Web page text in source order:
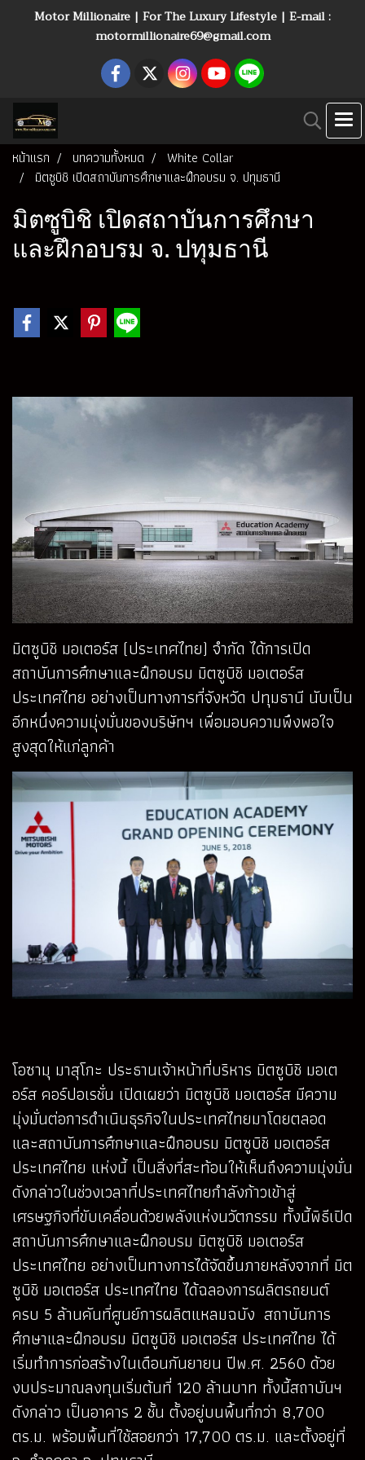
Motor Millionaire | For The Luxury Lifestyle | E-mail :
motormillionaire69@gmail.com
หน้าแรก บทความทั้งหมด
White Collar
มิตซูบิชิ เปิดสถาบันการศึกษาและฝึกอบรม จ. ปทุมธานี
มิตซูบิชิ เปิดสถาบันการศึกษา
และฝึกอบรม จ. ปทุมธานี
มิตซูบิชิ มอเตอร์ส (ประเทศไทย) จำกัด ได้การเปิด
สถาบันการศึกษาและฝึกอบรม มิตซูบิชิ มอเตอร์ส
ประเทศไทย อย่างเป็นทางการที่จังหวัด ปทุมธานี นับเป็น
อีกหนึ่งความมุ่งมั่นของบริษัทฯ เพื่อมอบความพึงพอใจ
สูงสุดให้แก่ลูกค้า
โอซามุ มาสุโกะ ประธานเจ้าหน้าที่บริหาร มิตซูบิชิ มอเต
อร์ส คอร์ปอเรชั่น เปิดเผยว่า มิตซูบิชิ มอเตอร์ส มีความ
มุ่งมั่นต่อการดำเนินธุรกิจในประเทศไทยมาโดยตลอด
และสถาบันการศึกษาและฝึกอบรม มิตซูบิชิ มอเตอร์ส
ประเทศไทย แห่งนี้ เป็นสิ่งที่สะท้อนให้เห็นถึงความมุ่งมั่น
ดังกล่าวในช่วงเวลาที่ประเทศไทยกำลังก้าวเข้าสู่
เศรษฐกิจที่ขับเคลื่อนด้วยพลังแห่งนวัตกรรม ทั้งนี้พิธีเปิด
สถาบันการศึกษาและฝึกอบรม มิตซูบิชิ มอเตอร์ส
ประเทศไทย อย่างเป็นทางการได้จัดขึ้นภายหลังจากที่ มิต
ซูบิชิ มอเตอร์ส ประเทศไทย ได้ฉลองการผลิตรถยนต์
ครบ 5 ล้านคันที่ศูนย์การผลิตแหลมฉบัง สถาบันการ
ศึกษาและฝึกอบรม มิตซูบิชิ มอเตอร์ส ประเทศไทย ได้
เริ่มทำการก่อสร้างในเดือนกันยายน ปีพ.ศ. 2560 ด้วย
งบประมาณลงทุนเริ่มต้นที่ 120 ล้านบาท ทั้งนี้สถาบันฯ
ดังกล่าว เป็นอาคาร 2 ชั้น ตั้งอยู่บนพื้นที่กว่า 8,700
ตร.ม. พร้อมพื้นที่ใช้สอยกว่า 17,700 ตร.ม. และตั้งอยู่ที่